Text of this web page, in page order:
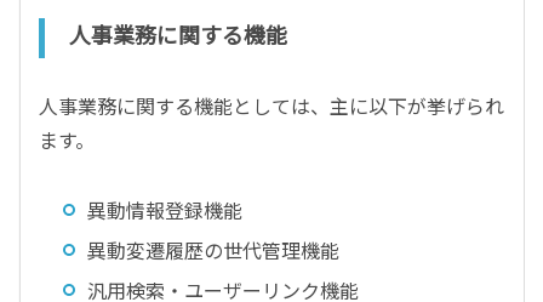
人事業務に関する機能
人事業務に関する機能としては、主に以下が挙げられ
ます。
異動情報登録機能
異動変遷履歴の世代管理機能
汎用検索・ユーザーリンク機能